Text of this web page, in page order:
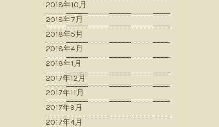
2018年10月
2018年7月
2018年5月
2018年4月
2018年1月
2017年12月
2017年11月
2017年9月
2017年4月